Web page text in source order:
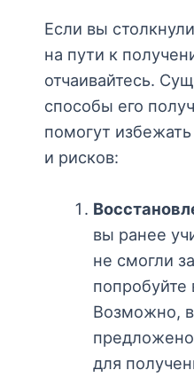
Если вы
на пути к
отчаивайтесь.
способы его
помогут
и рисков:
вы ранее
не смогли
попробуйте
Возможно,
для